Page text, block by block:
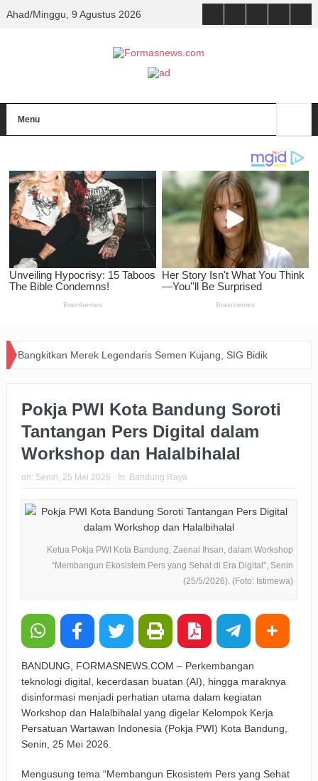
Ahad/Minggu, 9 Agustus 2026
Menu
Bangkitkan Merek Legendaris Semen Kujang, SIG Bidik
dengan PERSIB
Happiness Yard Vol. 2 Jadi Bukti Kolaborasi Hotel dan
Komunitas Dukung Aksi Sosial di Bandung
Pastikan Bantuan Daging Menjangkau Pelosok Purwakarta
Pemkot Usut Kasus Penebangan Pohon Jalan Riau,
Perizinan Usaha Ikut Diperiksa
BRI Gandeng Taspen Tingkatkan Perlindungan dan Literasi
Padaringan Leuweung Awi Cisurupan Resmi Diaktivasi, Wali
Kota Dorong Wisata Berbasis Alam dan Pemberdayaan
Warga
Pokja PWI Kota Bandung Soroti
Tantangan Pers Digital dalam
Workshop dan Halalbihalal
on: Senin, 25 Mei 2026 In: Bandung Raya
Ketua Pokja PWI Kota Bandung, Zaenal Ihsan, dalam Workshop
“Membangun Ekosistem Pers yang Sehat di Era Digital”, Senin
(25/5/2026). (Foto: Istimewa)
BANDUNG, FORMASNEWS.COM – Perkembangan
teknologi digital, kecerdasan buatan (AI), hingga maraknya
disinformasi menjadi perhatian utama dalam kegiatan
Workshop dan Halalbihalal yang digelar Kelompok Kerja
Persatuan Wartawan Indonesia (Pokja PWI) Kota Bandung,
Senin, 25 Mei 2026.
Mengusung tema “Membangun Ekosistem Pers yang Sehat